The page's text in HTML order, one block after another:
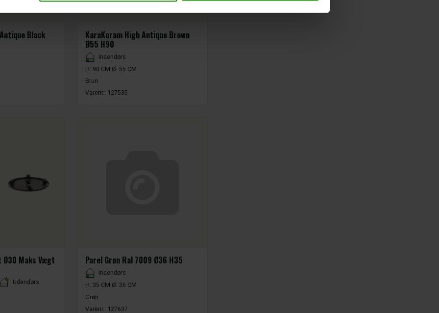
Black KaraKoram High Antique Brown
Ø55 H90
Placement
Indendørs
H: 90 CM Ø: 55 CM
Brun
Varenr.: 127535
Maks Vægt
Udendørs
Parel Grøn Ral 7009 Ø36 H35
Placement
Indendørs
H: 35 CM Ø: 36 CM
Grøn
Varenr.: 127637